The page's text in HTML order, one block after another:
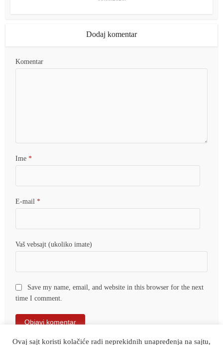
Dodaj komentar
Komentar
Ime*
E-mail*
Vaš vebsajt (ukoliko imate)
Save my name, email, and website in this browser for the next
time I comment.
Ovaj sajt koristi kolačiće radi neprekidnih unapređenja na sajtu,